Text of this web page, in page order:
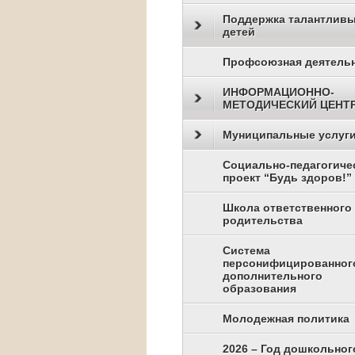
Поддержка
детей
Профсоюзная
ИНФОРМАЦИОННО-
МЕТОДИЧЕСКИЙ
Муниципальные услуги
Социально-
проект “Будь здоров!”
Школа ответственного
родительства
Система
дополнительного
образования
Молодежная политика
2026 – Год